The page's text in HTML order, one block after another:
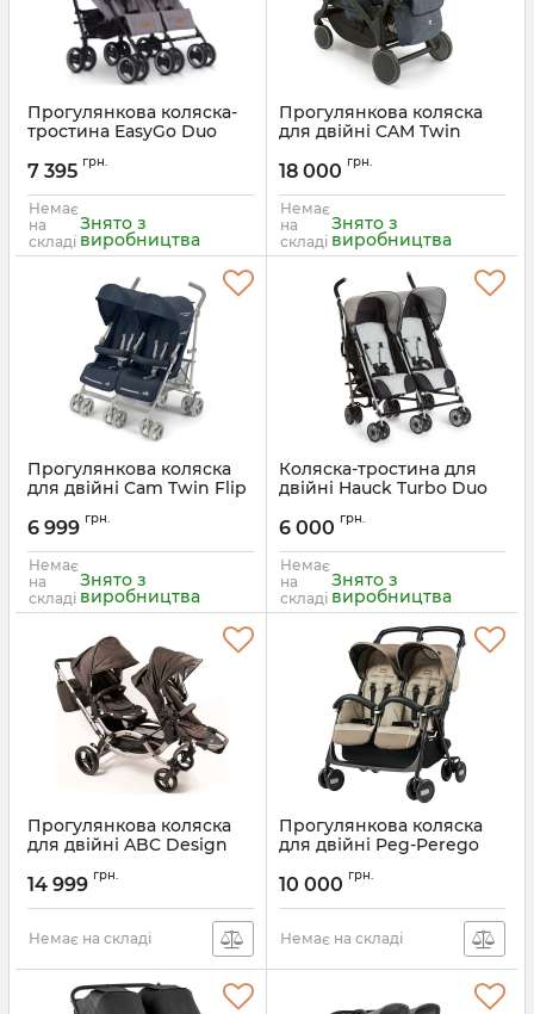
Прогулянкова коляска-
тростина EasyGo Duo
Артикул:
7 395 грн.
Немає
на
складі
Знято з
виробництва
Прогулянкова коляска
для двійні CAM Twin
Артикул: 867-625
18 000 грн.
Немає
на
складі
Знято з
виробництва
Прогулянкова коляска
для двійні Cam Twin Flip
6 999 грн.
Немає
на
складі
Знято з
виробництва
Коляска-тростина для
двійні Hauck Turbo Duo
6 000 грн.
Немає
на
складі
Знято з
виробництва
Прогулянкова коляска
для двійні ABC Design
Артикул: 71311/616
14 999 грн.
Немає на складі
Прогулянкова коляска
для двійні Peg-Perego
Артикул: 8005475391495
10 000 грн.
Немає на складі